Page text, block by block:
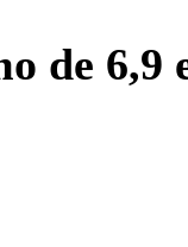
de 6,9